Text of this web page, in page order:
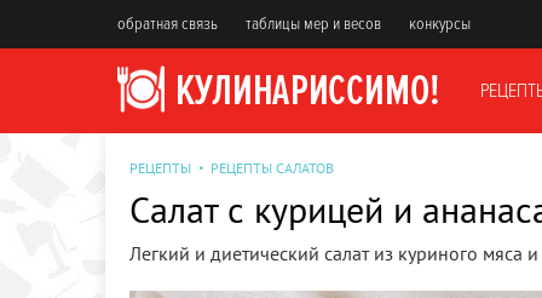
обратная связь таблицы мер и весов конкурсы
РЕЦЕПТЫ РЕЦЕПТЫ САЛАТОВ
Салат с курицей и
Легкий и диетический салат из куриного